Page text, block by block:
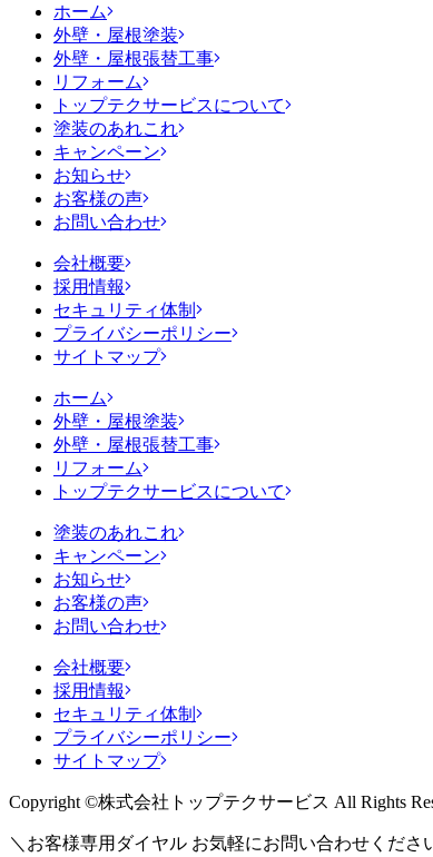
ホーム
外壁・屋根塗装
外壁・屋根張替工事
リフォーム
トップテクサービスについて
塗装のあれこれ
キャンペーン
お知らせ
お客様の声
お問い合わせ
会社概要
採用情報
セキュリティ体制
プライバシーポリシー
サイトマップ
ホーム
外壁・屋根塗装
外壁・屋根張替工事
リフォーム
トップテクサービスについて
塗装のあれこれ
キャンペーン
お知らせ
お客様の声
お問い合わせ
会社概要
採用情報
セキュリティ体制
プライバシーポリシー
サイトマップ
Copyright ©株式会社トップテクサービス All Rights
＼ お客様専用ダイヤル お気軽にお問い合わせくださ